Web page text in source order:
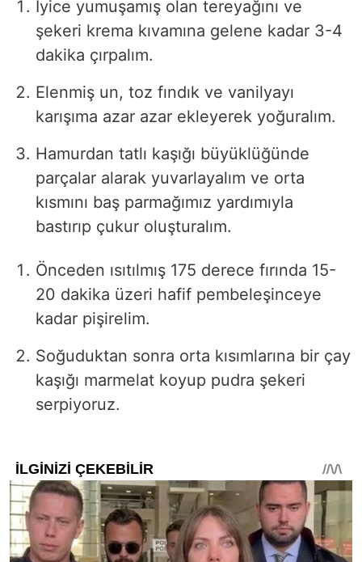
İyice yumuşamış olan tereyağını ve
şekeri krema kıvamına gelene kadar 3-4
dakika çırpalım.
Elenmiş un, toz fındık ve vanilyayı
karışıma azar azar ekleyerek yoğuralım.
Hamurdan tatlı kaşığı büyüklüğünde
parçalar alarak yuvarlayalım ve orta
kısmını baş parmağımız yardımıyla
bastırıp çukur oluşturalım.
Önceden ısıtılmış 175 derece fırında 15-
20 dakika üzeri hafif pembeleşinceye
kadar pişirelim.
Soğuduktan sonra orta kısımlarına bir çay
kaşığı marmelat koyup pudra şekeri
serpiyoruz.